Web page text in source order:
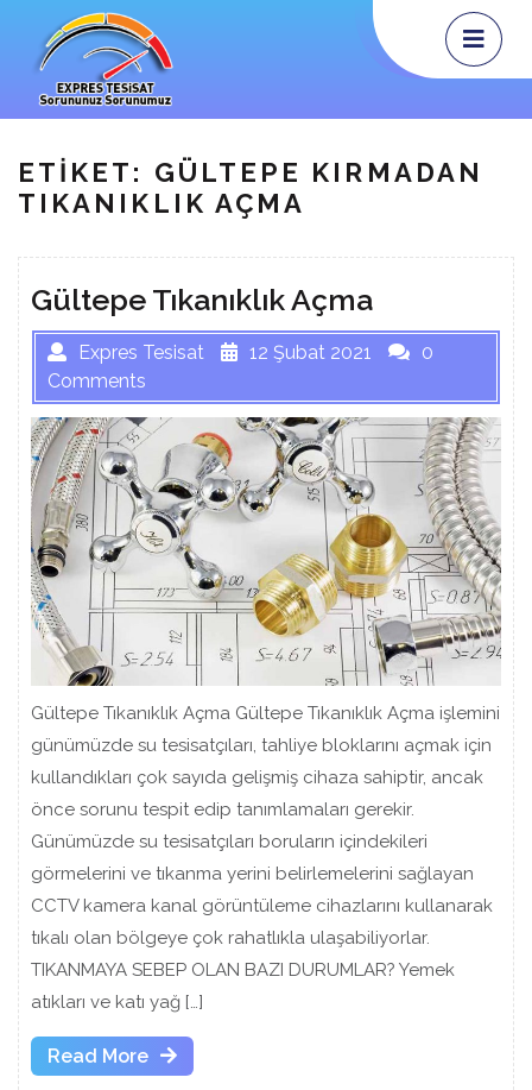
content
ETIKET: GÜLTEPE KIRMADAN
TIKANIKLIK AÇMA
Gültepe Tıkanıklık Açma
Expres Tesisat 12 Şubat 2021
0
Comments
Gültepe Tıkanıklık Açma Gültepe Tıkanıklık Açma işlemini
günümüzde su tesisatçıları, tahliye bloklarını açmak için
kullandıkları çok sayıda gelişmiş cihaza sahiptir, ancak
önce sorunu tespit edip tanımlamaları gerekir.
Günümüzde su tesisatçıları boruların içindekileri
görmelerini ve tıkanma yerini belirlemelerini sağlayan
CCTV kamera kanal görüntüleme cihazlarını kullanarak
tıkalı olan bölgeye çok rahatlıkla ulaşabiliyorlar.
TIKANMAYA SEBEP OLAN BAZI DURUMLAR? Yemek
atıkları ve katı yağ […]
Read More
Read